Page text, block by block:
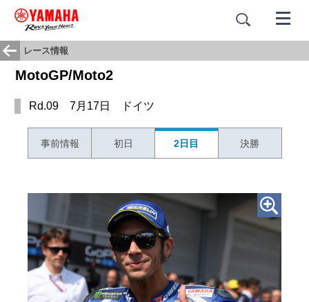
レース情報
MotoGP/Moto2
Rd.09 7月17日 ドイツ
事前情報 初日 2日目 決勝